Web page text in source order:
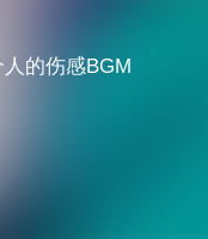
人的伤感BGM